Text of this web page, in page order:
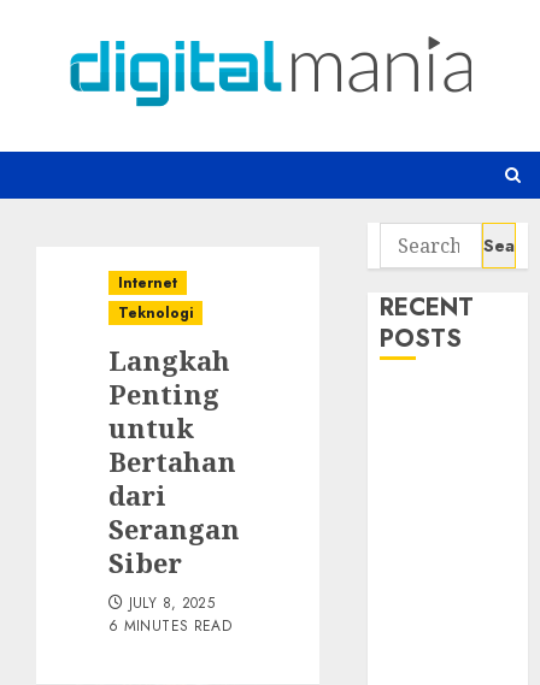
Internet
Teknologi
Langkah
Penting
untuk
Bertahan
dari
Serangan
Siber
JULY 8, 2025
6 MINUTES READ
Search
for:
RECENT
POSTS